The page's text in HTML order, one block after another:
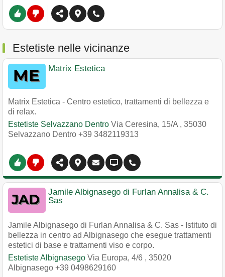
Estetiste nelle vicinanze
Matrix Estetica
Matrix Estetica - Centro estetico, trattamenti di bellezza e
di relax.
Estetiste Selvazzano Dentro Via Ceresina, 15/A , 35030
Selvazzano Dentro +39 3482119313
Jamile Albignasego di Furlan Annalisa & C.
Sas
Jamile Albignasego di Furlan Annalisa & C. Sas - Istituto di
bellezza in centro ad Albignasego che esegue trattamenti
estetici di base e trattamenti viso e corpo.
Estetiste Albignasego Via Europa, 4/6 , 35020
Albignasego +39 0498629160